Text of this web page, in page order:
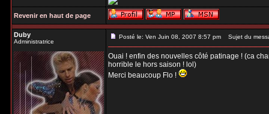
Revenir en haut de page
Duby
Administratrice
Posté le: Ven Juin 08, 2007 8:57 pm Sujet du
Ouai ! enfin des nouvelles côté patinage ! (ca
horrible le hors saison ! lol)
Merci beaucoup Flo !